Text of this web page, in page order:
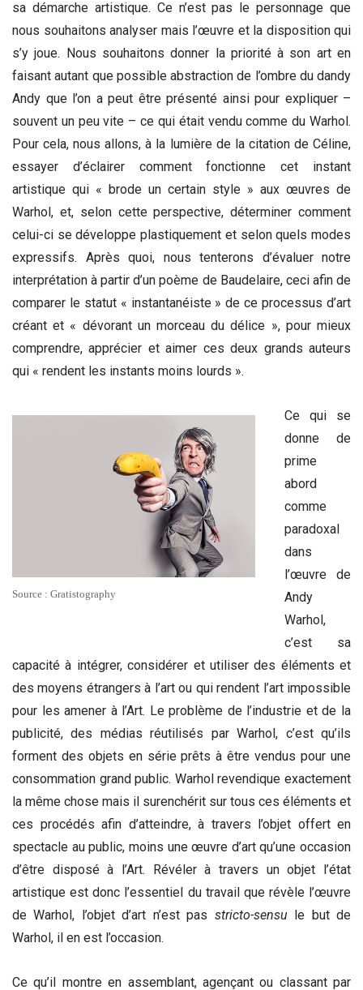
sa démarche artistique. Ce n’est pas le personnage que
nous souhaitons analyser mais l’œuvre et la disposition qui
s’y joue. Nous souhaitons donner la priorité à son art en
faisant autant que possible abstraction de l’ombre du dandy
Andy que l’on a peut être présenté ainsi pour expliquer –
souvent un peu vite – ce qui était vendu comme du Warhol.
Pour cela, nous allons, à la lumière de la citation de Céline,
essayer d’éclairer comment fonctionne cet instant
artistique qui « brode un certain style » aux œuvres de
Warhol, et, selon cette perspective, déterminer comment
celui-ci se développe plastiquement et selon quels modes
expressifs. Après quoi, nous tenterons d’évaluer notre
interprétation à partir d’un poème de Baudelaire, ceci afin de
comparer le statut « instantanéiste » de ce processus d’art
créant et « dévorant un morceau du délice », pour mieux
comprendre, apprécier et aimer ces deux grands auteurs
qui « rendent les instants moins lourds ».
Source : Gratistography
Ce qui se
donne de
prime
abord
comme
paradoxal
dans
l’œuvre de
Andy
Warhol,
c’est sa
capacité à intégrer, considérer et utiliser des éléments et
des moyens étrangers à l’art ou qui rendent l’art impossible
pour les amener à l’Art. Le problème de l’industrie et de la
publicité, des médias réutilisés par Warhol, c’est qu’ils
forment des objets en série prêts à être vendus pour une
consommation grand public. Warhol revendique exactement
la même chose mais il surenchérit sur tous ces éléments et
ces procédés afin d’atteindre, à travers l’objet offert en
spectacle au public, moins une œuvre d’art qu’une occasion
d’être disposé à l’Art. Révéler à travers un objet l’état
artistique est donc l’essentiel du travail que révèle l’œuvre
de Warhol, l’objet d’art n’est pas stricto-sensu le but de
Warhol, il en est l’occasion.
Ce qu’il montre en assemblant, agençant ou classant par